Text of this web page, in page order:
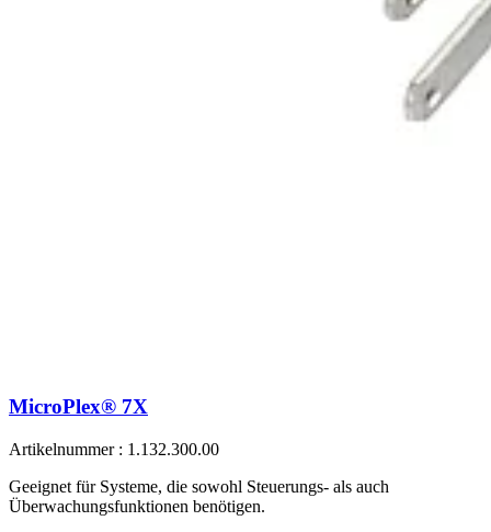
MicroPlex® 7X
Artikelnummer : 1.132.300.00
Geeignet für Systeme, die sowohl Steuerungs- als auch
Überwachungsfunktionen benötigen.